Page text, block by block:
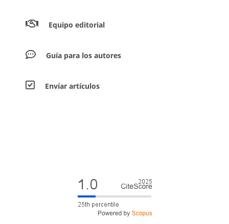
Equipo editorial
Guía para los autores
Envíar artículos